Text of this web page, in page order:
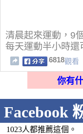
清晨起來運動，9
每天運動半小時還
6818觀看
你有
Facebook
1023人都推薦這個。